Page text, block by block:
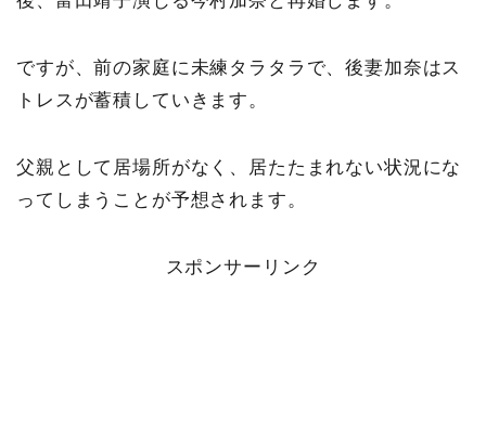
ですが、前の家庭に未練タラタラで、後妻加奈はス
トレスが蓄積していきます。
父親として居場所がなく、居たたまれない状況にな
ってしまうことが予想されます。
スポンサーリンク